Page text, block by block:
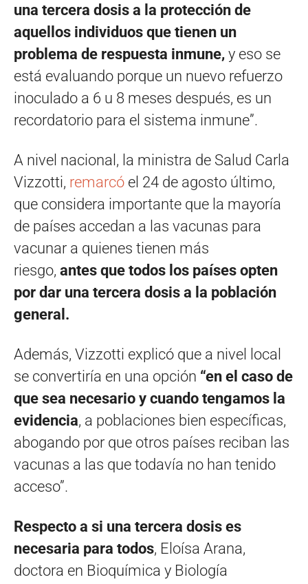
una tercera dosis a la protección de
aquellos individuos que tienen un
problema de respuesta inmune, y eso se
está evaluando porque un nuevo refuerzo
inoculado a 6 u 8 meses después, es un
recordatorio para el sistema inmune”.
A nivel nacional, la ministra de Salud Carla
Vizzotti, remarcó el 24 de agosto último,
que considera importante que la mayoría
de países accedan a las vacunas para
vacunar a quienes tienen más
riesgo, antes que todos los países opten
por dar una tercera dosis a la población
general.
Además, Vizzotti explicó que a nivel local
se convertiría en una opción “en el caso de
que sea necesario y cuando tengamos la
evidencia, a poblaciones bien específicas,
abogando por que otros países reciban las
vacunas a las que todavía no han tenido
acceso”.
Respecto a si una tercera dosis es
necesaria para todos, Eloísa Arana,
doctora en Bioquímica y Biología